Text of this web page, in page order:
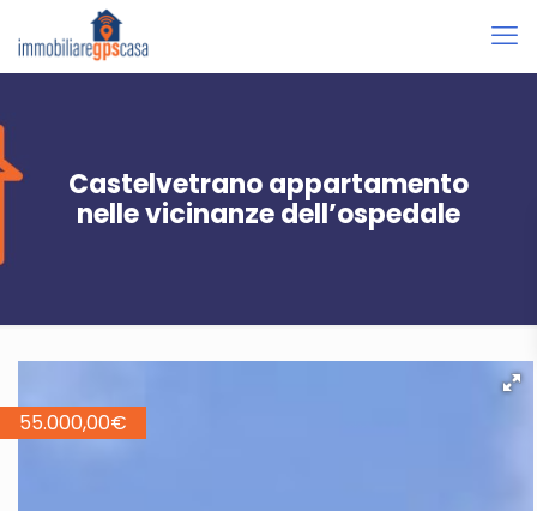
Castelvetrano appartamento
nelle vicinanze dell’ospedale
55.000,00€